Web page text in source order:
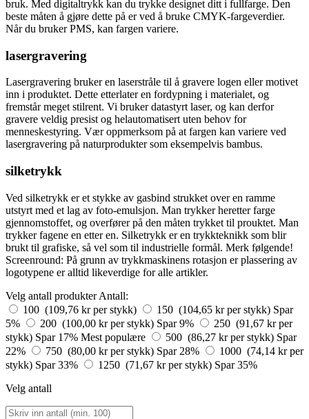
bruk. Med digitaltrykk kan du trykke designet ditt i fullfarge. Den
beste måten å gjøre dette på er ved å bruke CMYK-fargeverdier.
Når du bruker PMS, kan fargen variere.
lasergravering
Lasergravering bruker en laserstråle til å gravere logen eller motivet
inn i produktet. Dette etterlater en fordypning i materialet, og
fremstår meget stilrent. Vi bruker datastyrt laser, og kan derfor
gravere veldig presist og helautomatisert uten behov for
menneskestyring. Vær oppmerksom på at fargen kan variere ved
lasergravering på naturprodukter som eksempelvis bambus.
silketrykk
Ved silketrykk er et stykke av gasbind strukket over en ramme
utstyrt med et lag av foto-emulsjon. Man trykker heretter farge
gjennomstoffet, og overfører på den måten trykket til prouktet. Man
trykker fagene en etter en. Silketrykk er en trykkteknikk som blir
brukt til grafiske, så vel som til industrielle formål. Merk følgende!
Screenround: På grunn av trykkmaskinens rotasjon er plassering av
logotypene er alltid likeverdige for alle artikler.
Velg antall produkter Antall:
100 (109,76 kr per stykk)
150 (104,65 kr per stykk) Spar
5%
200 (100,00 kr per stykk) Spar 9%
250 (91,67 kr per
stykk) Spar 17% Mest populære 500 (86,27 kr per stykk) Spar
22%
750 (80,00 kr per stykk) Spar 28%
1000 (74,14 kr per
stykk) Spar 33% 1250 (71,67 kr per stykk) Spar 35%
Velg antall